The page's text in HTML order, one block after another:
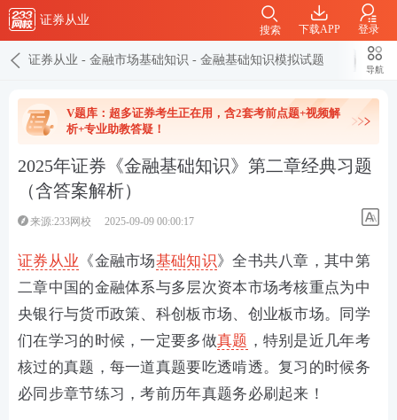
证券从业
下载APP 登录
搜索
证券从业 - 金融市场基础知识 - 金融基础知识模拟试题
导航
V题库：超多证券考生正在用，含2套考前点题+视频解
析+专业助教答疑！
2025年证券《金融基础知识》第二章经典习题
（含答案解析）
来源:233网校 2025-09-09 00:00:17
证券从业 《金融市场基础知识》全书共八章，其中第
二章中国的金融体系与多层次资本市场考核重点为中
央银行与货币政策、科创板市场、创业板市场。同学
们在学习的时候，一定要多做真题 ，特别是近几年考
核过的真题，每一道真题要吃透啃透。复习的时候务
必同步章节练习，考前历年真题务必刷起来！